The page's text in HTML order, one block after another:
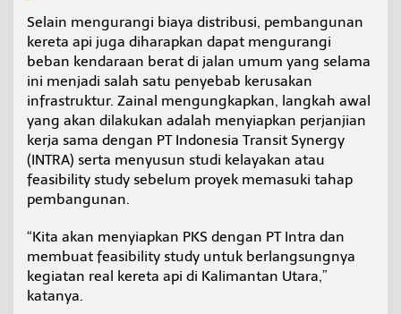
Selain mengurangi biaya distribusi, pembangunan
kereta api juga diharapkan dapat mengurangi
beban kendaraan berat di jalan umum yang selama
ini menjadi salah satu penyebab kerusakan
infrastruktur. Zainal mengungkapkan, langkah awal
yang akan dilakukan adalah menyiapkan perjanjian
kerja sama dengan PT Indonesia Transit Synergy
(INTRA) serta menyusun studi kelayakan atau
feasibility study sebelum proyek memasuki tahap
pembangunan.
“Kita akan menyiapkan PKS dengan PT Intra dan
membuat feasibility study untuk berlangsungnya
kegiatan real kereta api di Kalimantan Utara,”
katanya.